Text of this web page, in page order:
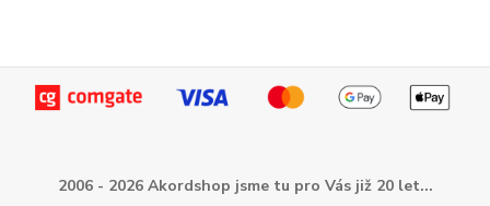
2006 - 2026 Akordshop jsme tu pro Vás již 20 let...